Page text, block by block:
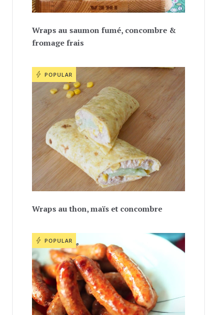
Wraps au saumon fumé, concombre &
fromage frais
POPULAR
Wraps au thon, maïs et concombre
POPULAR